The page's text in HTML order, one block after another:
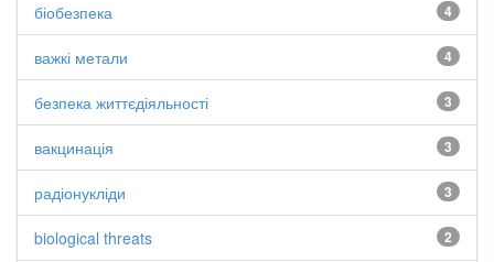
4
біобезпека
4
важкі метали
3
безпека життєдіяльності
3
вакцинація
3
радіонукліди
2
biological threats